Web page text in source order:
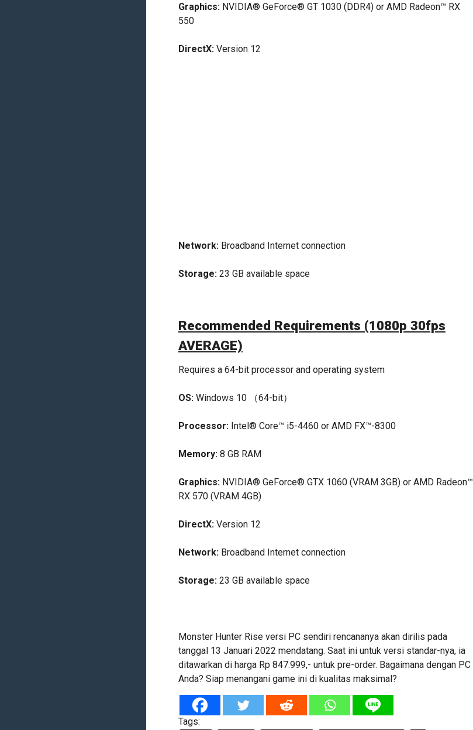
Graphics:NVIDIA® GeForce® GT 1030 (DDR4) or AMD Radeon™ RX
550
DirectX:Version 12
Network:Broadband Internet connection
Storage:23 GB available space
Recommended Requirements (1080p 30fps
AVERAGE)
Requires a 64-bit processor and operating system
OS:Windows 10 （64-bit）
Processor:Intel® Core™ i5-4460 or AMD FX™-8300
Memory:8 GB RAM
Graphics:NVIDIA® GeForce® GTX 1060 (VRAM 3GB) or AMD Radeon™
RX 570 (VRAM 4GB)
DirectX:Version 12
Network:Broadband Internet connection
Storage:23 GB available space
Monster Hunter Rise versi PC sendiri rencananya akan dirilis pada
tanggal 13 Januari 2022 mendatang. Saat ini untuk versi standar-nya, ia
ditawarkan di harga Rp 847.999,- untuk pre-order. Bagaimana dengan PC
Anda? Siap menangani game ini di kualitas maksimal?
Tags: